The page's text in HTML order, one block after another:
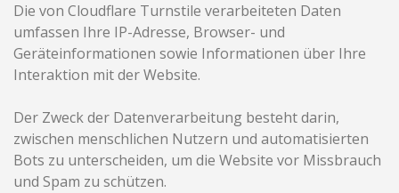
Die von Cloudflare Turnstile verarbeiteten Daten
umfassen Ihre IP-Adresse, Browser- und
Geräteinformationen sowie Informationen über Ihre
Interaktion mit der Website.
Der Zweck der Datenverarbeitung besteht darin,
zwischen menschlichen Nutzern und automatisierten
Bots zu unterscheiden, um die Website vor Missbrauch
und Spam zu schützen.